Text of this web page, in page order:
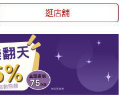
逛店舖